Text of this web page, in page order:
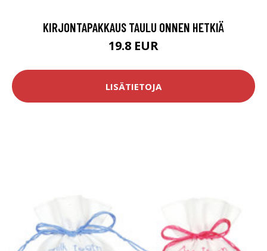
KIRJONTAPAKKAUS TAULU ONNEN HETKIÄ
19.8 EUR
LISÄTIETOJA